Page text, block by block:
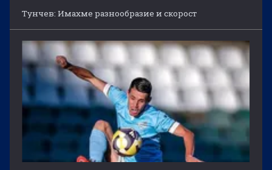
Тунчев: Имахме разнообразие и скорост